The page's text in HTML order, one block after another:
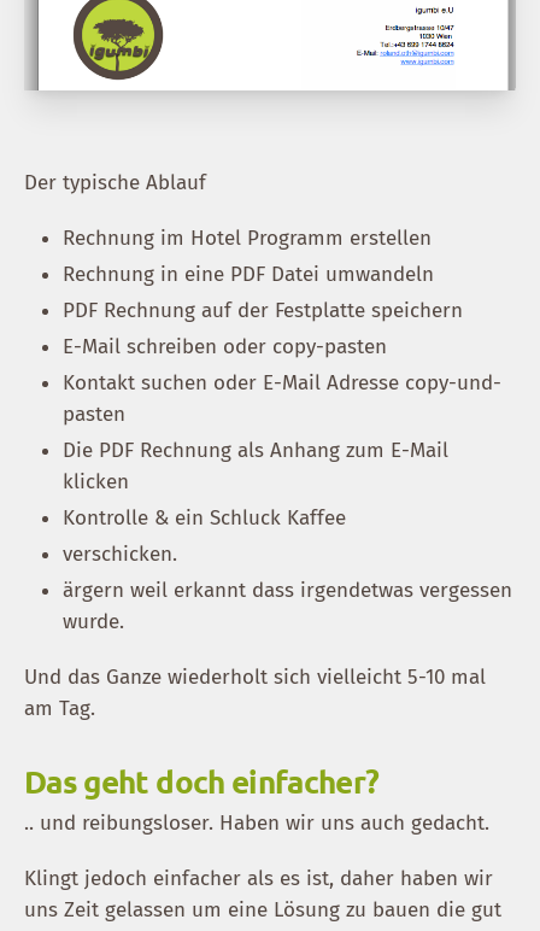
Der typische Ablauf
Rechnung im Hotel Programm erstellen
Rechnung in eine PDF Datei umwandeln
PDF Rechnung auf der Festplatte speichern
E-Mail schreiben oder copy-pasten
Kontakt suchen oder E-Mail Adresse copy-und-
pasten
Die PDF Rechnung als Anhang zum E-Mail
klicken
Kontrolle & ein Schluck Kaffee
verschicken.
ärgern weil erkannt dass irgendetwas vergessen
wurde.
Und das Ganze wiederholt sich vielleicht 5-10 mal
am Tag.
Das geht doch einfacher?
.. und reibungsloser. Haben wir uns auch gedacht.
Klingt jedoch einfacher als es ist, daher haben wir
uns Zeit gelassen um eine Lösung zu bauen die gut